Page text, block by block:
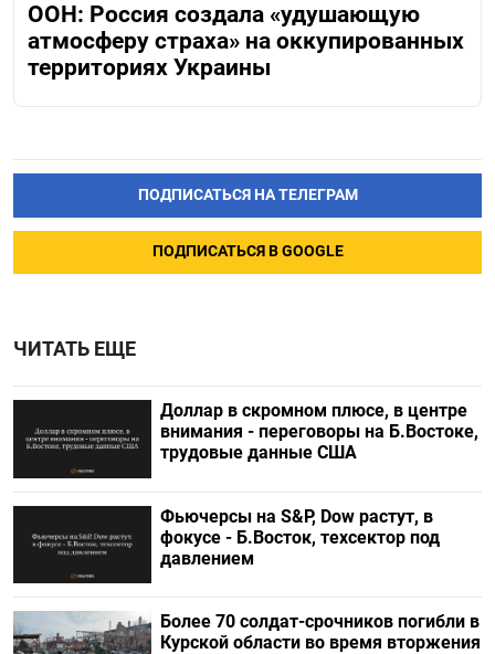
ООН: Россия создала «удушающую
атмосферу страха» на оккупированных
территориях Украины
ПОДПИСАТЬСЯ НА ТЕЛЕГРАМ
ПОДПИСАТЬСЯ В GOOGLE
ЧИТАТЬ ЕЩЕ
Доллар в скромном плюсе, в центре
внимания - переговоры на Б.Востоке,
трудовые данные США
Фьючерсы на S&P, Dow растут, в
фокусе - Б.Восток, техсектор под
давлением
Более 70 солдат-срочников погибли в
Курской области во время вторжения